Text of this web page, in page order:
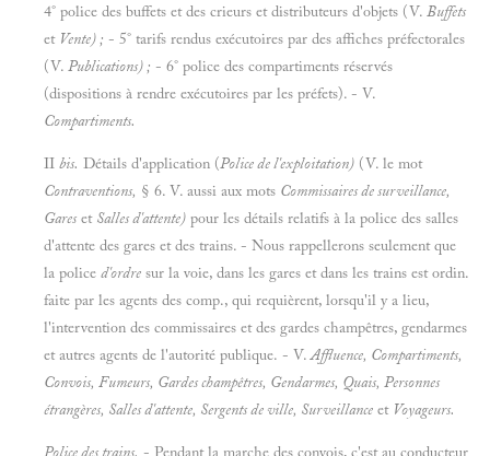
4° police des buffets et des crieurs et distributeurs d'objets (V. Buffets
et Vente) ; - 5° tarifs rendus exécutoires par des affiches préfectorales
(V. Publications) ; - 6° police des compartiments réservés
(dispositions à rendre exécutoires par les préfets). - V.
Compartiments.
II bis. Détails d'application (Police de l'exploitation) (V. le mot
Contraventions, § 6. V. aussi aux mots Commissaires de surveillance,
Gares et Salles d'attente) pour les détails relatifs à la police des salles
d'attente des gares et des trains. - Nous rappellerons seulement que
la police d'ordre sur la voie, dans les gares et dans les trains est ordin.
faite par les agents des comp., qui requièrent, lorsqu'il y a lieu,
l'intervention des commissaires et des gardes champêtres, gendarmes
et autres agents de l'autorité publique. - V.Affluence, Compartiments,
Convois, Fumeurs, Gardes champêtres, Gendarmes, Quais, Personnes
étrangères, Salles d'attente, Sergents de ville, Surveillance et Voyageurs.
Police des trains. - Pendant la marche des convois, c'est au conducteur